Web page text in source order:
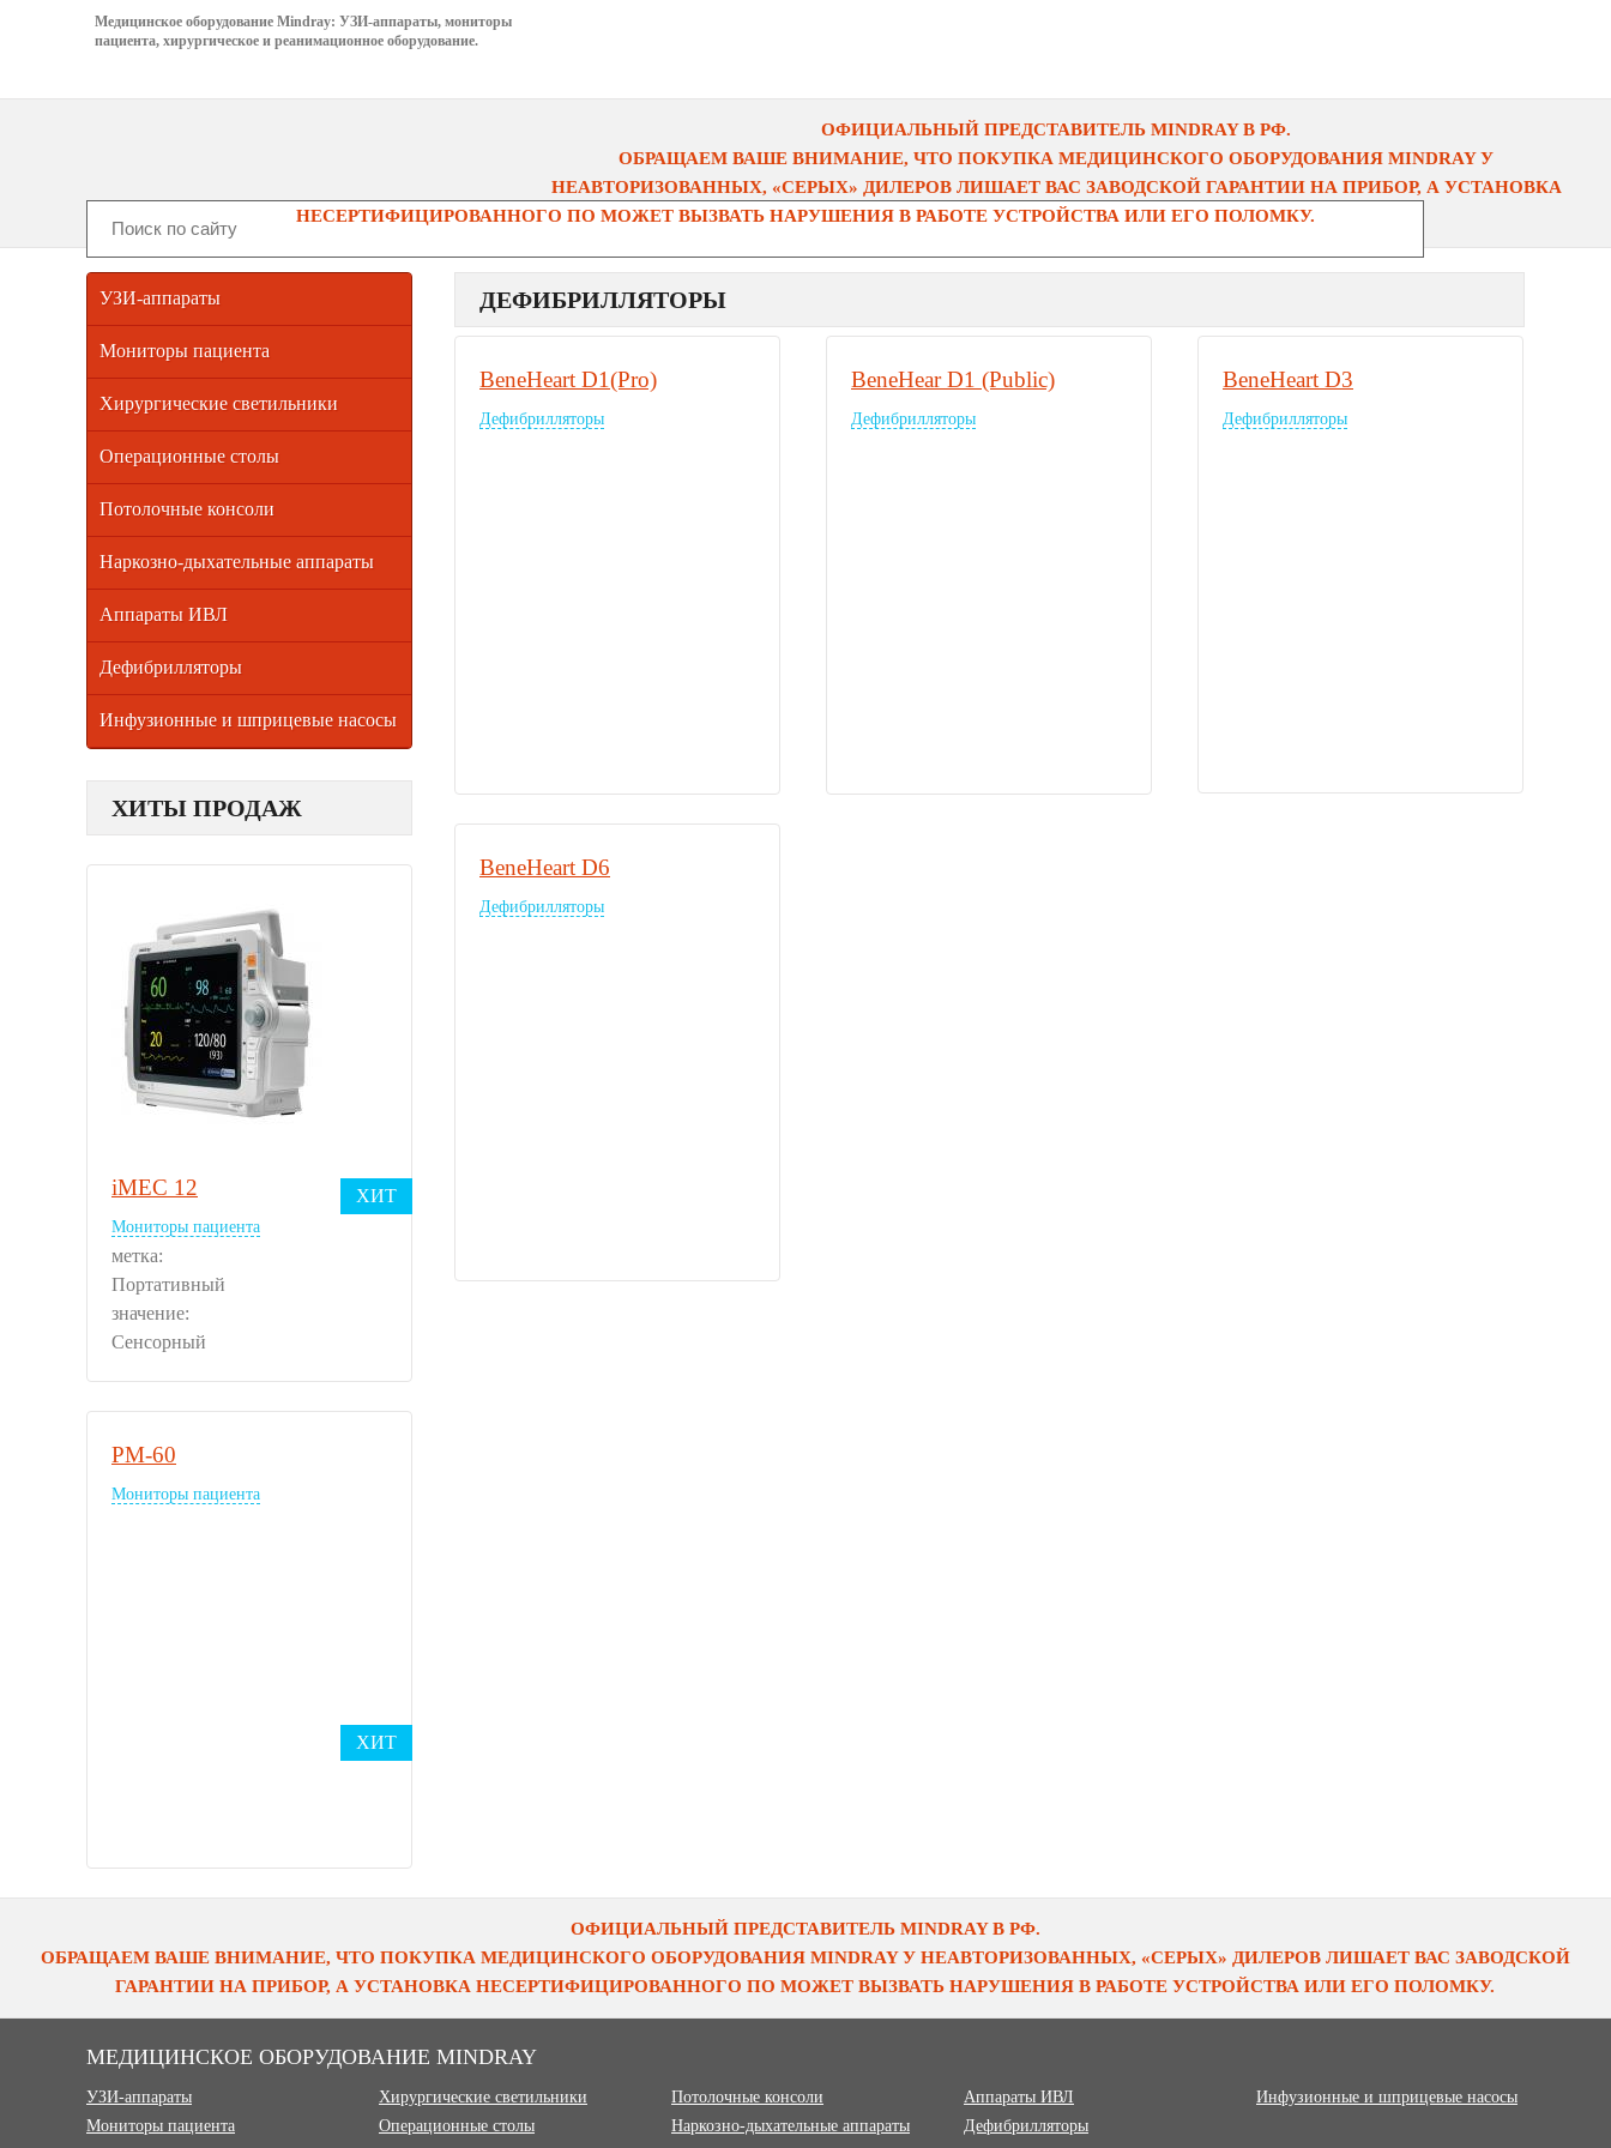
Медицинское оборудование Mindray: УЗИ-аппараты, мониторы
пациента, хирургическое и реанимационное оборудование.
ОФИЦИАЛЬНЫЙ ПРЕДСТАВИТЕЛЬ MINDRAY В РФ.
ОБРАЩАЕМ ВАШЕ ВНИМАНИЕ, ЧТО ПОКУПКА МЕДИЦИНСКОГО ОБОРУДОВАНИЯ MINDRAY У
НЕАВТОРИЗОВАННЫХ, «СЕРЫХ» ДИЛЕРОВ ЛИШАЕТ ВАС ЗАВОДСКОЙ ГАРАНТИИ НА ПРИБОР, А УСТАНОВКА
НЕСЕРТИФИЦИРОВАННОГО ПО МОЖЕТ ВЫЗВАТЬ НАРУШЕНИЯ В РАБОТЕ УСТРОЙСТВА ИЛИ ЕГО ПОЛОМКУ.
УЗИ-аппараты
Мониторы пациента
Хирургические светильники
Операционные столы
Потолочные консоли
Наркозно-дыхательные аппараты
Аппараты ИВЛ
Дефибрилляторы
Инфузионные и шприцевые насосы
ХИТЫ ПРОДАЖ
iMEC 12 ХИТ
Мониторы пациента
метка:
Портативный
значение:
Сенсорный
PM-60
ХИТ
Мониторы пациента
ДЕФИБРИЛЛЯТОРЫ
BeneHeart D1(Pro)
Дефибрилляторы
BeneHear D1 (Public)
Дефибрилляторы
BeneHeart D3
Дефибрилляторы
BeneHeart D6
Дефибрилляторы
ОФИЦИАЛЬНЫЙ ПРЕДСТАВИТЕЛЬ MINDRAY В РФ.
ОБРАЩАЕМ ВАШЕ ВНИМАНИЕ, ЧТО ПОКУПКА МЕДИЦИНСКОГО ОБОРУДОВАНИЯ MINDRAY У НЕАВТОРИЗОВАННЫХ, «СЕРЫХ» ДИЛЕРОВ ЛИШАЕТ ВАС ЗАВОДСКОЙ
ГАРАНТИИ НА ПРИБОР, А УСТАНОВКА НЕСЕРТИФИЦИРОВАННОГО ПО МОЖЕТ ВЫЗВАТЬ НАРУШЕНИЯ В РАБОТЕ УСТРОЙСТВА ИЛИ ЕГО ПОЛОМКУ.
МЕДИЦИНСКОЕ ОБОРУДОВАНИЕ MINDRAY
УЗИ-аппараты
Мониторы пациента
Хирургические светильники
Операционные столы
Потолочные консоли
Наркозно-дыхательные аппараты
Аппараты ИВЛ
Дефибрилляторы
Инфузионные и шприцевые насосы